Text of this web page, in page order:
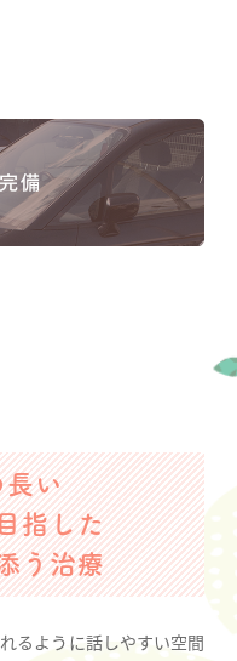
長い
指した
う治療
るように話しやすい空間